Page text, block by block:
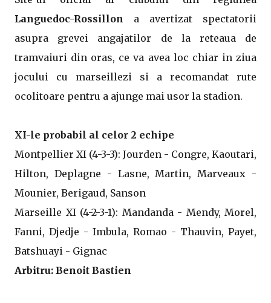
Languedoc-Rossillon a avertizat spectatorii
asupra grevei angajatilor de la reteaua de
tramvaiuri din oras, ce va avea loc chiar in ziua
jocului cu marseillezi si a recomandat rute
ocolitoare pentru a ajunge mai usor la stadion.
XI-le probabil al celor 2 echipe
Montpellier XI (4-3-3): Jourden - Congre, Kaoutari,
Hilton, Deplagne - Lasne, Martin, Marveaux -
Mounier, Berigaud, Sanson
Marseille XI (4-2-3-1): Mandanda - Mendy, Morel,
Fanni, Djedje - Imbula, Romao - Thauvin, Payet,
Batshuayi - Gignac
Arbitru: Benoit Bastien